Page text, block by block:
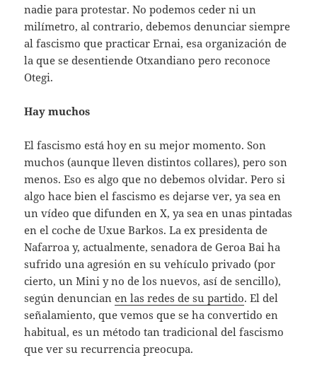
nadie para protestar. No podemos ceder ni un
milímetro, al contrario, debemos denunciar siempre
al fascismo que practicar Ernai, esa organización de
la que se desentiende Otxandiano pero reconoce
Otegi.
Hay muchos
El fascismo está hoy en su mejor momento. Son
muchos (aunque lleven distintos collares), pero son
menos. Eso es algo que no debemos olvidar. Pero si
algo hace bien el fascismo es dejarse ver, ya sea en
un vídeo que difunden en X, ya sea en unas pintadas
en el coche de Uxue Barkos. La ex presidenta de
Nafarroa y, actualmente, senadora de Geroa Bai ha
sufrido una agresión en su vehículo privado (por
cierto, un Mini y no de los nuevos, así de sencillo),
según denuncianen las redes de su partido. El del
señalamiento, que vemos que se ha convertido en
habitual, es un método tan tradicional del fascismo
que ver su recurrencia preocupa.